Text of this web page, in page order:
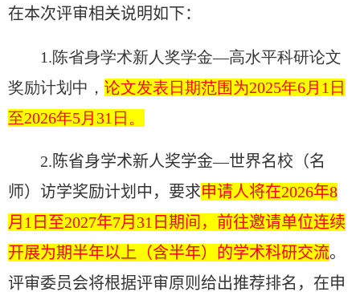
在本次评审相关说明如下：
1.陈省身学术新人奖学金—高水平科研论文
奖励计划中， 论文发表日期范围为2025年6月1日
至2026年5月31日。
2.陈省身学术新人奖学金—世界名校（名
师）访学奖励计划中，要求申请人将在2026年8
月1日至2027年7月31日期间，前往邀请单位连续
开展为期半年以上（含半年）的学术科研交流。
评审委员会将根据评审原则给出推荐排名，在申